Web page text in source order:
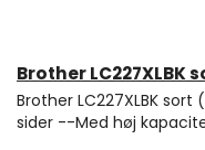
Brother
Brother LC227XLBK
sider --Med høj